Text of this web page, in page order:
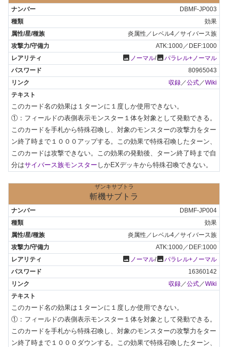
DBMF-JP003
効果
炎属性／レベル4／サイバース族
ATK:1000／DEF:1000
photo ノーマル/photoパラレル+ノーマル
80965043
収録 ／公式 ／Wiki
このカード名の効果は１ターンに１度しか使用できない。
①：フィールドの表側表示モンスター１体を対象として発動できる。
このカードを手札から特殊召喚し、対象のモンスターの攻撃力をター
ン終了時まで１０００アップする。この効果で特殊召喚したターン、
このカードは攻撃できない。この効果の発動後、ターン終了時まで自
分はサイバース族モンスター しかEXデッキから特殊召喚できない。
ザンキサブトラ
斬機サブトラ
DBMF-JP004
効果
炎属性／レベル4／サイバース族
ATK:1000／DEF:1000
photo ノーマル/photoパラレル+ノーマル
16360142
収録／公式／Wiki
このカード名の効果は１ターンに１度しか使用できない。
①：フィールドの表側表示モンスター１体を対象として発動できる。
このカードを手札から特殊召喚し、対象のモンスターの攻撃力をター
ン終了時まで１０００ダウンする。この効果で特殊召喚したターン、